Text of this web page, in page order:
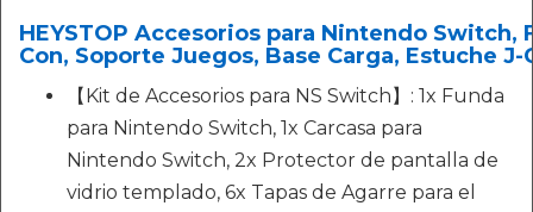
HEYSTOP Accesorios para Nintendo
Con, Soporte Juegos, Base Carga, Estuche
【Kit de Accesorios para NS Switch】: 1x Funda
para Nintendo Switch, 1x Carcasa para
Nintendo Switch, 2x Protector de pantalla de
vidrio templado, 6x Tapas de Agarre para el